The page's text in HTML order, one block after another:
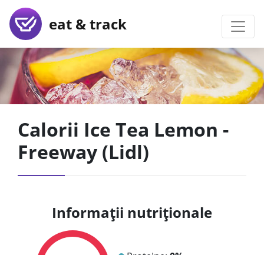
eat & track
Calorii Ice Tea Lemon -
Freeway (Lidl)
Informații nutriționale